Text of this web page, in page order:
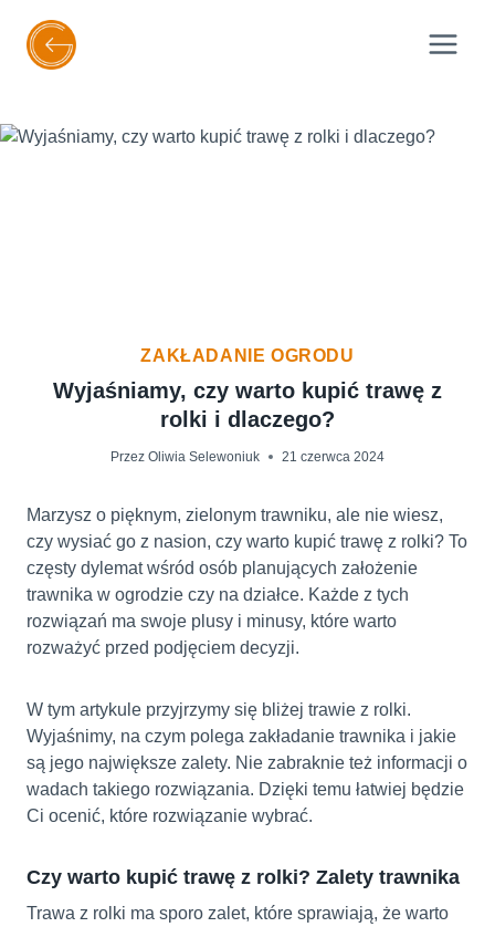
treści
ZAKŁADANIE OGRODU
Wyjaśniamy, czy warto kupić trawę z
rolki i dlaczego?
Przez Oliwia Selewoniuk 21 czerwca 2024
Marzysz o pięknym, zielonym trawniku, ale nie wiesz,
czy wysiać go z nasion, czy warto kupić trawę z rolki? To
częsty dylemat wśród osób planujących założenie
trawnika w ogrodzie czy na działce. Każde z tych
rozwiązań ma swoje plusy i minusy, które warto
rozważyć przed podjęciem decyzji.
W tym artykule przyjrzymy się bliżej trawie z rolki.
Wyjaśnimy, na czym polega zakładanie trawnika i jakie
są jego największe zalety. Nie zabraknie też informacji o
wadach takiego rozwiązania. Dzięki temu łatwiej będzie
Ci ocenić, które rozwiązanie wybrać.
Czy warto kupić trawę z rolki? Zalety trawnika
Trawa z rolki ma sporo zalet, które sprawiają, że warto